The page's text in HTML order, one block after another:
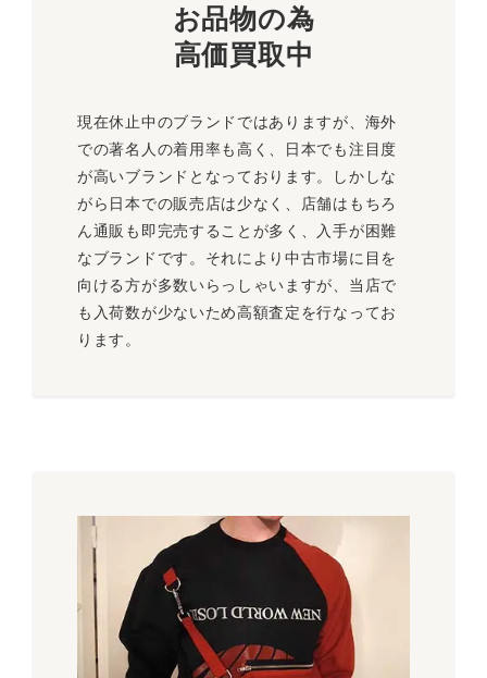
お品物の為
高価買取中
現在休止中のブランドではありますが、海外
での著名人の着用率も高く、日本でも注目度
が高いブランドとなっております。しかしな
がら日本での販売店は少なく、店舗はもちろ
ん通販も即完売することが多く、入手が困難
なブランドです。それにより中古市場に目を
向ける方が多数いらっしゃいますが、当店で
も入荷数が少ないため高額査定を行なってお
ります。